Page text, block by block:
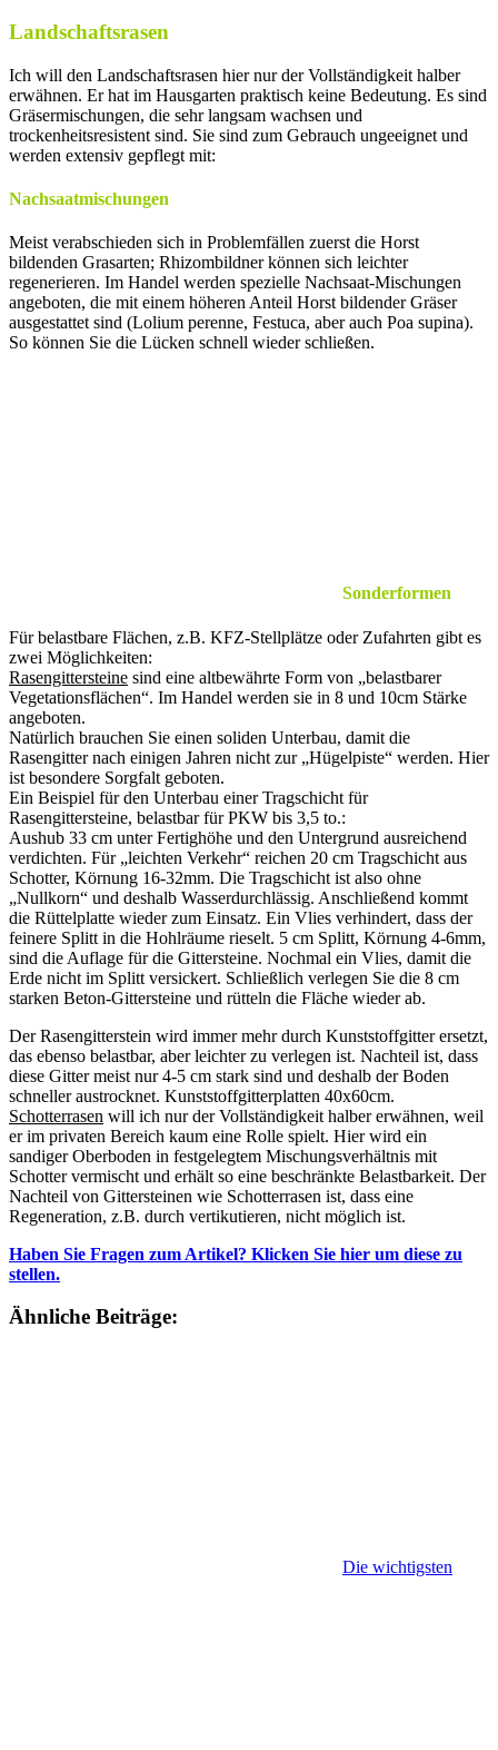
Landschaftsrasen
Ich will den Landschaftsrasen hier nur der Vollständigkeit halber
erwähnen. Er hat im Hausgarten praktisch keine Bedeutung. Es sind
Gräsermischungen, die sehr langsam wachsen und
trockenheitsresistent sind. Sie sind zum Gebrauch ungeeignet und
werden extensiv gepflegt mit:
Nachsaatmischungen
Meist verabschieden sich in Problemfällen zuerst die Horst
bildenden Grasarten; Rhizombildner können sich leichter
regenerieren. Im Handel werden spezielle Nachsaat-Mischungen
angeboten, die mit einem höheren Anteil Horst bildender Gräser
ausgestattet sind (Lolium perenne, Festuca, aber auch Poa supina).
So können Sie die Lücken schnell wieder schließen.
Sonderformen
Für belastbare Flächen, z.B. KFZ-Stellplätze oder Zufahrten gibt es
zwei Möglichkeiten:
Rasengittersteine sind eine altbewährte Form von „belastbarer
Vegetationsflächen“. Im Handel werden sie in 8 und 10cm Stärke
angeboten.
Natürlich brauchen Sie einen soliden Unterbau, damit die
Rasengitter nach einigen Jahren nicht zur „Hügelpiste“ werden. Hier
ist besondere Sorgfalt geboten.
Ein Beispiel für den Unterbau einer Tragschicht für
Rasengittersteine, belastbar für PKW bis 3,5 to.:
Aushub 33 cm unter Fertighöhe und den Untergrund ausreichend
verdichten. Für „leichten Verkehr“ reichen 20 cm Tragschicht aus
Schotter, Körnung 16-32mm. Die Tragschicht ist also ohne
„Nullkorn“ und deshalb Wasserdurchlässig. Anschließend kommt
die Rüttelplatte wieder zum Einsatz. Ein Vlies verhindert, dass der
feinere Splitt in die Hohlräume rieselt. 5 cm Splitt, Körnung 4-6mm,
sind die Auflage für die Gittersteine. Nochmal ein Vlies, damit die
Erde nicht im Splitt versickert. Schließlich verlegen Sie die 8 cm
starken Beton-Gittersteine und rütteln die Fläche wieder ab.
Der Rasengitterstein wird immer mehr durch Kunststoffgitter ersetzt,
das ebenso belastbar, aber leichter zu verlegen ist. Nachteil ist, dass
diese Gitter meist nur 4-5 cm stark sind und deshalb der Boden
schneller austrocknet. Kunststoffgitterplatten 40x60cm.
Schotterrasen will ich nur der Vollständigkeit halber erwähnen, weil
er im privaten Bereich kaum eine Rolle spielt. Hier wird ein
sandiger Oberboden in festgelegtem Mischungsverhältnis mit
Schotter vermischt und erhält so eine beschränkte Belastbarkeit. Der
Nachteil von Gittersteinen wie Schotterrasen ist, dass eine
Regeneration, z.B. durch vertikutieren, nicht möglich ist.
Haben Sie Fragen zum Artikel? Klicken Sie hier um diese zu
stellen.
Ähnliche Beiträge:
Die wichtigsten